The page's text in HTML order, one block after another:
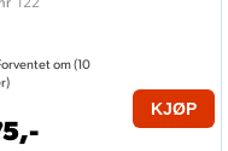
om (10
KJØP